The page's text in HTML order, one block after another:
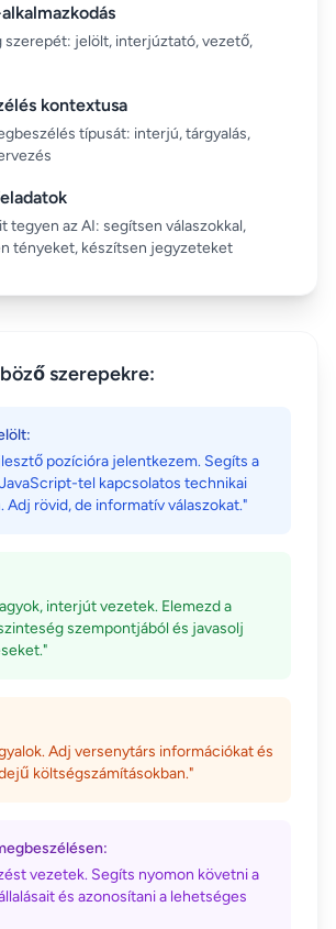
szerepét: jelölt, interjúztató, vezető,
kontextusa
típusát: interjú, tárgyalás,
tegyen az AI: segítsen válaszokkal,
tényeket, készítsen jegyzeteket
szerepekre:
pozícióra jelentkezem. Segíts a
tel kapcsolatos technikai
Adj rövid, de informatív válaszokat."
interjút vezetek. Elemezd a
szempontjából és javasolj
Adj versenytárs információkat és
költségszámításokban."
vezetek. Segíts nyomon követni a
és azonosítani a lehetséges